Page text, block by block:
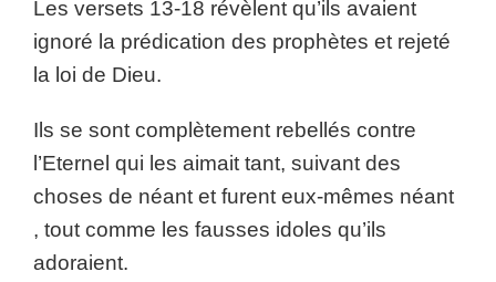
Les versets 13-18 révèlent qu’ils avaient
ignoré la prédication des prophètes et rejeté
la loi de Dieu.
Ils se sont complètement rebellés contre
l’Eternel qui les aimait tant, suivant des
choses de néant et furent eux-mêmes néant
, tout comme les fausses idoles qu’ils
adoraient.